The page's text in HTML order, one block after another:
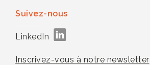
Suivez-nous
LinkedIn
Inscrivez-vous à notre newsletter